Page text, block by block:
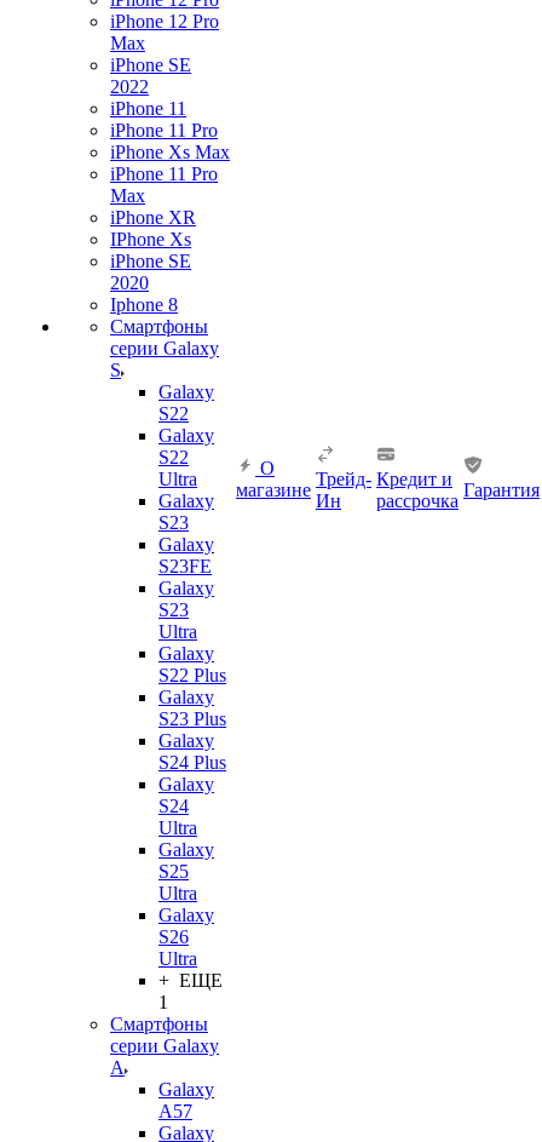
iPhone 12 Pro
Max
iPhone SE
2022
iPhone 11
iPhone 11 Pro
iPhone Xs Max
iPhone 11 Pro
Max
iPhone XR
IPhone Xs
iPhone SE
2020
Iphone 8
Смартфоны
серии Galaxy
S
Galaxy
S22
Galaxy
S22
Ultra
Galaxy
S23
Galaxy
S23FE
Galaxy
S23
Ultra
Galaxy
S22 Plus
Galaxy
S23 Plus
Galaxy
S24 Plus
Galaxy
S24
Ultra
Galaxy
S25
Ultra
Galaxy
S26
Ultra
+ ЕЩЕ
1
Смартфоны
серии Galaxy
A
Galaxy
A57
Galaxy
О
магазине
Трейд-
Ин
Кредит и
рассрочка
Гарантия